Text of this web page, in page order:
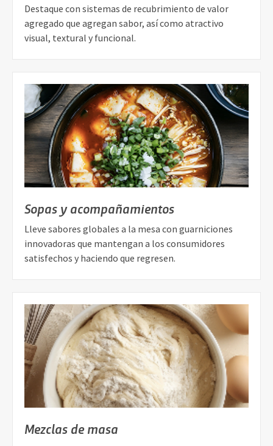
Destaque con sistemas de recubrimiento de valor
agregado que agregan sabor, así como atractivo
visual, textural y funcional.
Sopas y acompañamientos
Lleve sabores globales a la mesa con guarniciones
innovadoras que mantengan a los consumidores
satisfechos y haciendo que regresen.
Mezclas de masa